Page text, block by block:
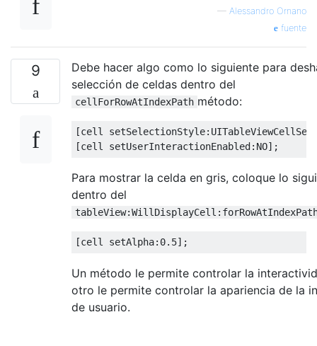
— Alessandro Ornano
fuente
9
Debe hacer algo como lo siguiente para
selección de celdas dentro del
cellForRowAtIndexPath método:
[cell setSelectionStyle:
[cell setUserInteractionEnabled: NO];
Para mostrar la celda en gris, coloque lo
dentro del
[cell setAlpha: 0.5];
Un método le permite controlar la
otro le permite controlar la apariencia de la
de usuario.